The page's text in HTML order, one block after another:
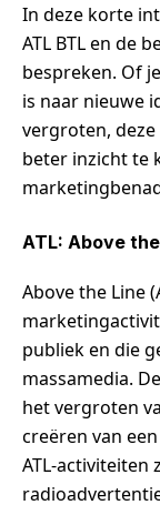
In deze korte
ATL BTL en de
bespreken. Of
is naar nieuwe
vergroten,
beter inzicht te
ATL: Above
Above the Line
publiek en die
massamedia.
het vergroten
creëren van
ATL-activiteiten